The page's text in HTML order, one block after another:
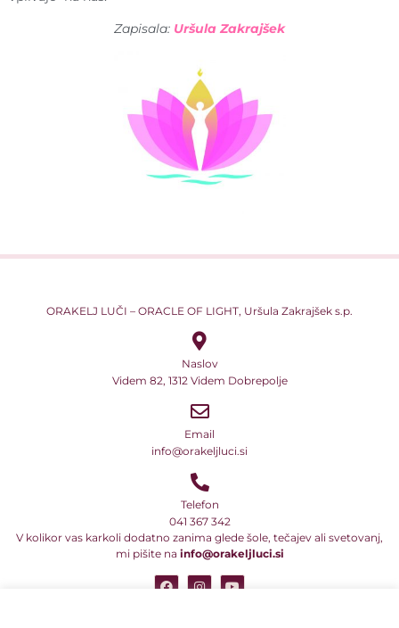
Zapisala: Uršula Zakrajšek
ORAKELJ LUČI – ORACLE OF LIGHT, Uršula Zakrajšek s.p.
Naslov
Videm 82, 1312 Videm Dobrepolje
Email
info@orakeljluci.si
Telefon
041 367 342
V kolikor vas karkoli dodatno zanima glede šole, tečajev ali svetovanj,
mi pišite na info@orakeljluci.si